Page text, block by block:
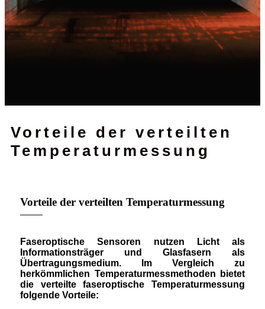
Vorteile der verteilten
Temperaturmessung
Vorteile der verteilten Temperaturmessung
Faseroptische Sensoren nutzen Licht als
Informationsträger und Glasfasern als
Übertragungsmedium. Im Vergleich zu
herkömmlichen Temperaturmessmethoden bietet
die verteilte faseroptische Temperaturmessung
folgende Vorteile: